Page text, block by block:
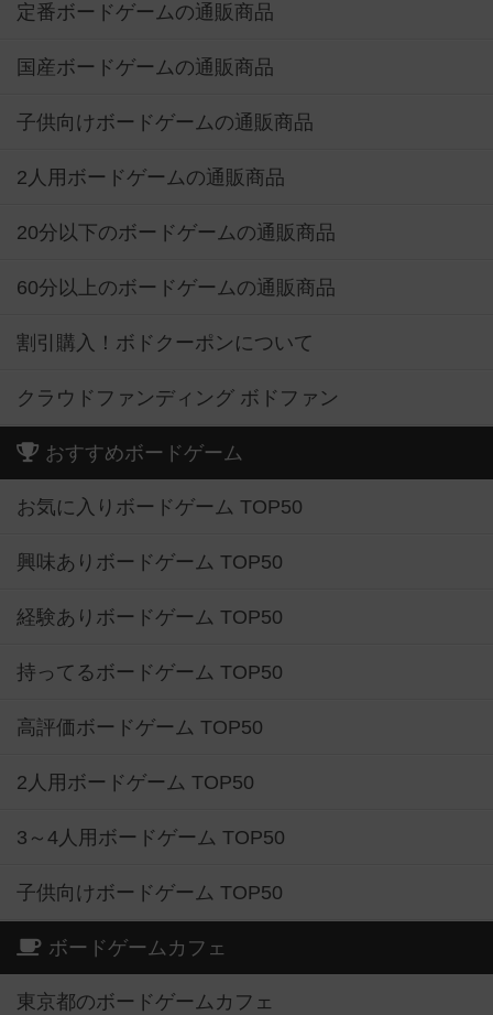
定番ボードゲームの通販商品
国産ボードゲームの通販商品
子供向けボードゲームの通販商品
2人用ボードゲームの通販商品
20分以下のボードゲームの通販商品
60分以上のボードゲームの通販商品
割引購入！ボドクーポンについて
クラウドファンディング ボドファン
おすすめボードゲーム
お気に入りボードゲーム TOP50
興味ありボードゲーム TOP50
経験ありボードゲーム TOP50
持ってるボードゲーム TOP50
高評価ボードゲーム TOP50
2人用ボードゲーム TOP50
3～4人用ボードゲーム TOP50
子供向けボードゲーム TOP50
ボードゲームカフェ
東京都のボードゲームカフェ